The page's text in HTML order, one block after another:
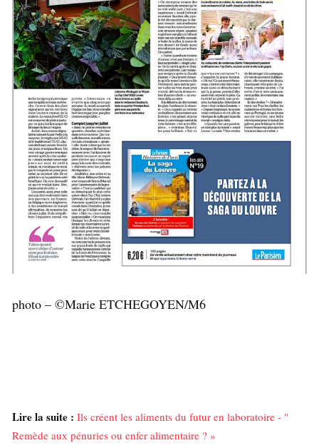
photo – ©Marie ETCHEGOYEN/M6
Lire la suite : Ils créent les aliments du futur en laboratoire - "
Remède aux pénuries ou enfer alimentaire ? »